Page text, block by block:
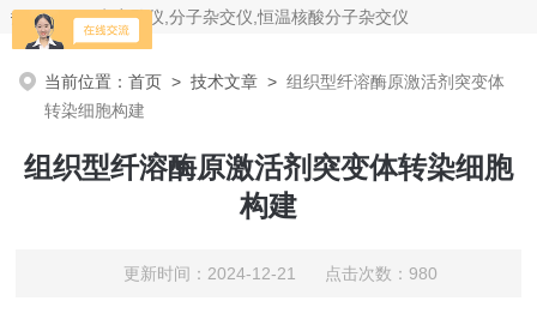
热门关键词：电穿孔仪,分子杂交仪,恒温核酸分子杂交仪
当前位置：首页 >技术文章 >组织型纤溶酶原激活剂突变体
转染细胞构建
组织型纤溶酶原激活剂突变体转染细胞
构建
更新时间：2024-12-21 点击次数：980